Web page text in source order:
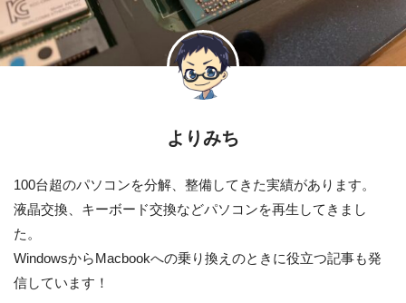
よりみち
100台超のパソコンを分解、整備してきた実績があります。
液晶交換、キーボード交換などパソコンを再生してきまし
た。
WindowsからMacbookへの乗り換えのときに役立つ記事も発
信しています！